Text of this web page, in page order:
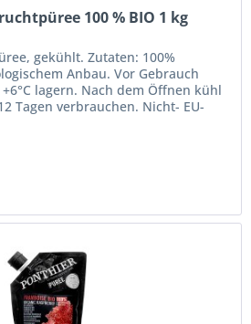
100 % BIO 1 kg
gekühlt. Zutaten: 100%
Anbau. Vor Gebrauch
lagern. Nach dem Öffnen kühl
Tagen verbrauchen. Nicht- EU-